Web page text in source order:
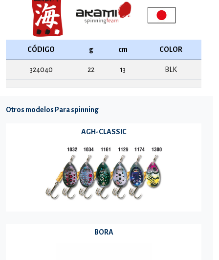
CÓDIGO g cm COLOR
324040 22 13 BLK
Otros modelos Para spinning
AGH-CLASSIC
BORA